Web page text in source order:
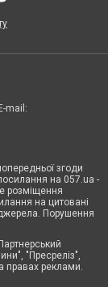
mail:
згоди
на 057.ua -
розміщення
на цитовані
джерела. Порушення
"Пресреліз",
правах реклами.